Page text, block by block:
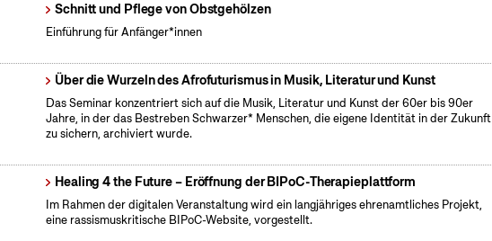
Schnitt und Pflege von Obstgehölzen
Einführung für Anfänger*innen
Über die Wurzeln des Afrofuturismus in Musik, Literatur und Kunst
Das Seminar konzentriert sich auf die Musik, Literatur und Kunst der 60er bis 90er
Jahre, in der das Bestreben Schwarzer* Menschen, die eigene Identität in der Zukunft
zu sichern, archiviert wurde.
Healing 4 the Future – Eröffnung der BIPoC-Therapieplattform
Im Rahmen der digitalen Veranstaltung wird ein langjähriges ehrenamtliches Projekt,
eine rassismuskritische BIPoC-Website, vorgestellt.